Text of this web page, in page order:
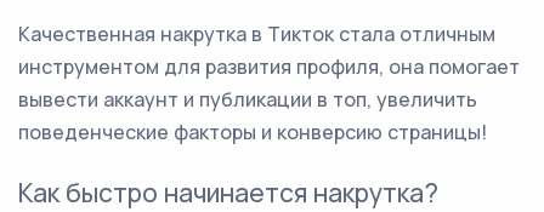
Качественная накрутка в Тикток стала отличным
инструментом для развития профиля, она помогает
вывести аккаунт и публикации в топ, увеличить
поведенческие факторы и конверсию страницы!
Как быстро начинается накрутка?